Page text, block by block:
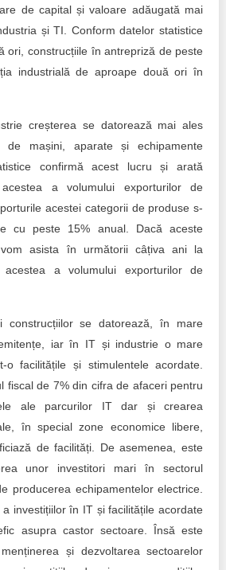
de capital și valoare adăugată mai
și TI. Conform datelor statistice
ori, construcțiile în antrepriză de peste
industrială de aproape două ori în
creșterea se datorează mai ales
de mașini, aparate și echipamente
confirmă acest lucru și arată
a volumului exporturilor de
acestei categorii de produse s-
cu peste 15% anual. Dacă aceste
asista în următorii câțiva ani la
a volumului exporturilor de
construcțiilor se datorează, în mare
iar în IT și industrie o mare
o facilitățile și stimulentele acordate.
fiscal de 7% din cifra de afaceri pentru
ale parcurilor IT dar și crearea
în special zone economice libere,
de facilități. De asemenea, este
unor investitori mari în sectorul
producerea echipamentelor electrice.
investițiilor în IT și facilitățile acordate
asupra castor sectoare. Însă este
și dezvoltarea sectoarelor